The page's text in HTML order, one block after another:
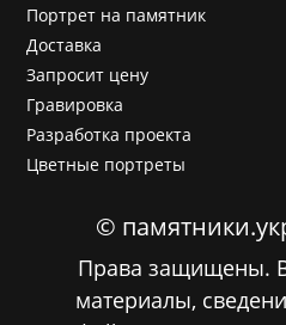
Портрет на памятник
Доставка
Запросит цену
Гравировка
Разработка проекта
Цветные портреты
©
Права защищены.
материалы,